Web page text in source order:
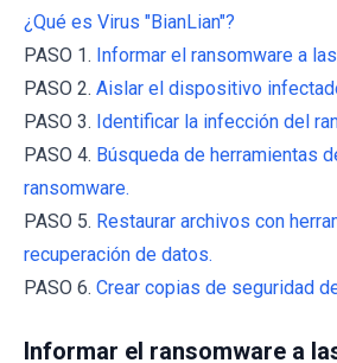
¿Qué es Virus "BianLian"?
PASO 1. Informar el ransomware a
PASO 2. Aislar el dispositivo
PASO 3. Identificar la infección del
PASO 4. Búsqueda de herramientas
ransomware.
PASO 5. Restaurar archivos con
recuperación de datos.
PASO 6. Crear copias de seguridad
Informar el ransomware a